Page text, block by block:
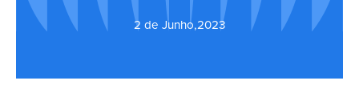
2 de Junho,2023